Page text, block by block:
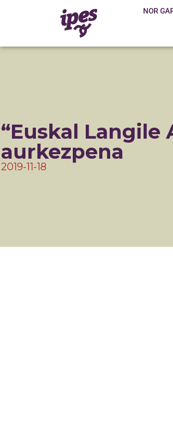
NOR
“Euskal Langile
aurkezpena
2019-11-18